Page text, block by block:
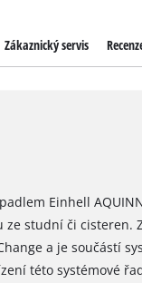
Zákaznický servis
Einhell
ze studní či cisteren.
a je součástí
této systémové